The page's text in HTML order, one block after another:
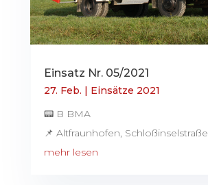
Einsatz Nr. 05/2021
27. Feb. | Einsätze 2021
📟 B BMA
📌 Altfraunhofen, Schloßinselstraße
mehr lesen